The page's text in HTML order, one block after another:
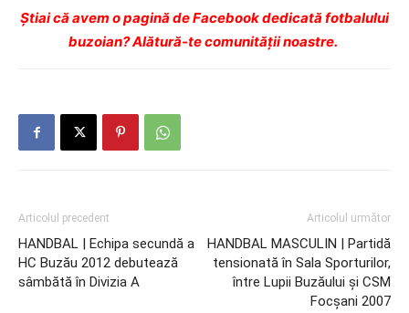
Ştiai că avem o pagină de Facebook dedicată fotbalului
buzoian? Alătură-te comunității noastre.
Articolul precedent
HANDBAL | Echipa secundă a
HC Buzău 2012 debutează
sâmbătă în Divizia A
Articolul următor
HANDBAL MASCULIN | Partidă
tensionată în Sala Sporturilor,
între Lupii Buzăului și CSM
Focșani 2007